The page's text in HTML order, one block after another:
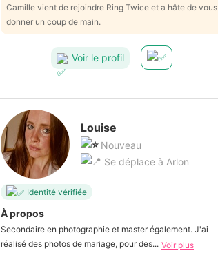
Camille vient de rejoindre Ring Twice et a hâte de vous
donner un coup de main.
Voir le profil
Louise
Nouveau
Se déplace à Arlon
Identité vérifiée
À propos
Secondaire en photographie et master également. J'ai
réalisé des photos de mariage, pour des... Voir plus